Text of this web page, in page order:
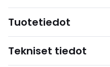
Tuotetiedot
Tekniset tiedot